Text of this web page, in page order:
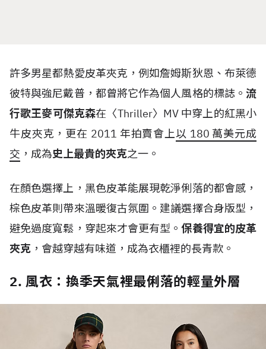
許多男星都熱愛皮革夾克，例如詹姆斯狄恩、布萊德
彼特與強尼戴普，都曾將它作為個人風格的標誌。 流
行歌王麥可傑克森在〈Thriller〉 MV 中穿上的紅黑小
牛皮夾克，更在 2011 年拍賣會上以 180 萬美元成
交 ，成為史上最貴的夾克之一。
在顏色選擇上，黑色皮革能展現乾淨俐落的都會感，
棕色皮革則帶來溫暖復古氛圍。建議選擇合身版型，
避免過度寬鬆，穿起來才會更有型。保養得宜的皮革
夾克 ，會越穿越有味道，成為衣櫃裡的長青款。
2. 風衣：換季天氣裡最俐落的輕量外層